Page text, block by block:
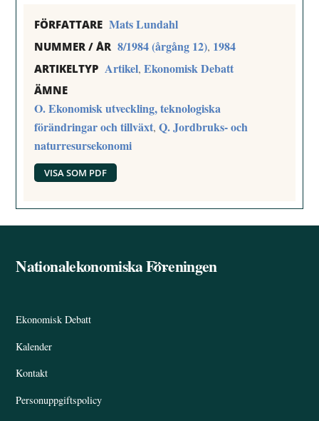
FÖRFATTARE Mats Lundahl
NUMMER / ÅR 8/1984 (årgång 12), 1984
ARTIKELTYP Artikel,Ekonomisk Debatt
ÄMNE
O. Ekonomisk utveckling, teknologiska
förändringar och tillväxt,Q. Jordbruks- och
naturresursekonomi
VISA SOM PDF
Back
Nationalekonomiska Föreningen
Ekonomisk Debatt
Kalender
Kontakt
Personuppgiftspolicy